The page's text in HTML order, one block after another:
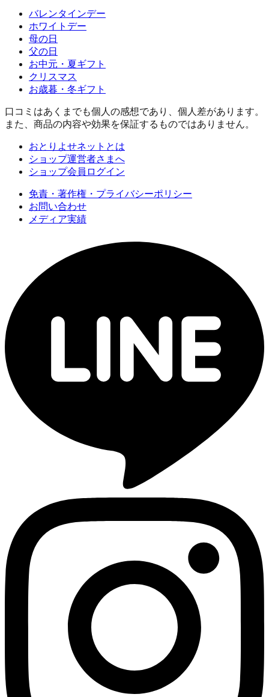
バレンタインデー
ホワイトデー
母の日
父の日
お中元・夏ギフト
クリスマス
お歳暮・冬ギフト
口コミはあくまでも個人の感想であり、個人差があります。
また、商品の内容や効果を保証するものではありません。
おとりよせネットとは
ショップ運営者さまへ
ショップ会員ログイン
免責・著作権・プライバシーポリシー
お問い合わせ
メディア実績